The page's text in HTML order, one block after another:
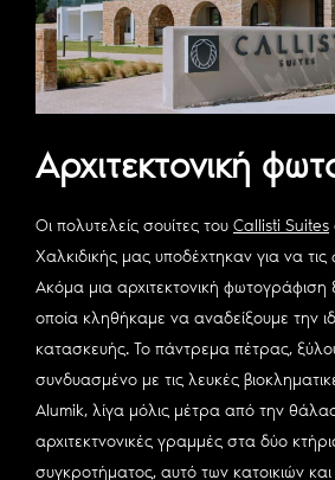
Αρχιτεκτονική
Οι πολυτελείς σουίτες του Callisti Suites
Χαλκιδικής μας υποδέχτηκαν για να
Ακόμα μια αρχιτεκτονική φωτογράφιση
οποία κληθήκαμε να αναδείξουμε την
κατασκευής. Το πάντρεμα πέτρας,
συνδυασμένο με τις λευκές
Alumik, λίγα μόλις μέτρα από την
αρχιτεκτνονικές γραμμές στα δύο
συγκροτήματος, αυτό των κατοικιών